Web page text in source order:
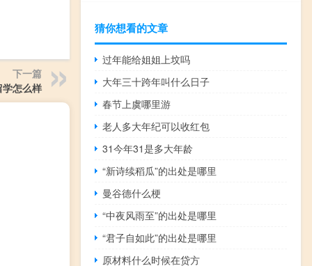
下一篇
怎么样
猜你想看的文章
过年能给姐姐上坟吗
大年三十跨年叫什么日子
春节上虞哪里游
老人多大年纪可以收红包
31今年31是多大年龄
“新诗续稻瓜”的出处是哪里
曼谷德什么梗
“中夜风雨至”的出处是哪里
“君子自如此”的出处是哪里
原材料什么时候在贷方